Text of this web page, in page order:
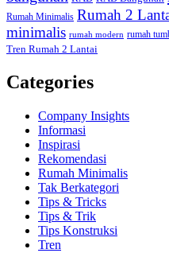
Rumah Minimalis Rumah 2
minimalis rumah modern rumah
Tren Rumah 2 Lantai
Categories
Company Insights
Informasi
Inspirasi
Rekomendasi
Rumah Minimalis
Tak Berkategori
Tips & Tricks
Tips & Trik
Tips Konstruksi
Tren